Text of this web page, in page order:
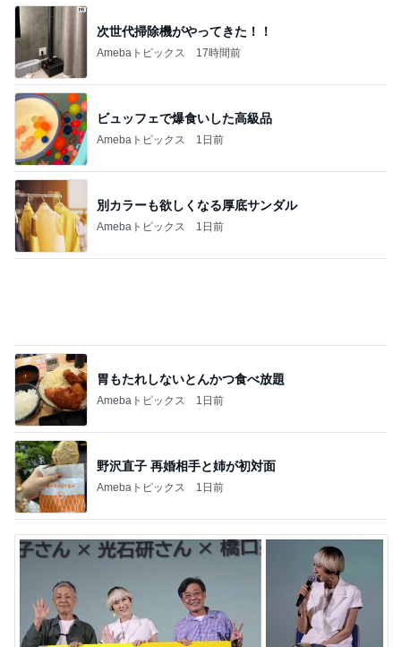
次世代掃除機がやってきた！！
Amebaトピックス 17時間前
ビュッフェで爆食いした高級品
Amebaトピックス 1日前
別カラーも欲しくなる厚底サンダル
Amebaトピックス 1日前
野沢直子 再婚相手と姉が初対面
Amebaトピックス 1日前